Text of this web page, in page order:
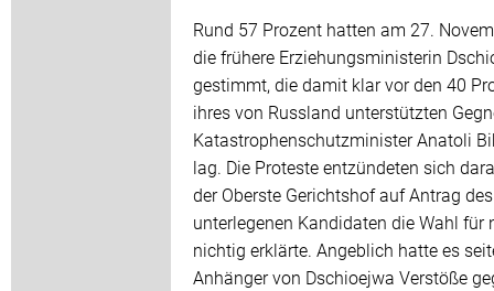
Rund 57 Prozent hatten am 27.
die frühere Erziehungsministerin
gestimmt, die damit klar vor den 40
ihres von Russland unterstützten
Katastrophenschutzminister Anatoli
lag. Die Proteste entzündeten sich
der Oberste Gerichtshof auf Antrag des
unterlegenen Kandidaten die Wahl für
nichtig erklärte. Angeblich hatte es
Anhänger von Dschioejwa Verstöße